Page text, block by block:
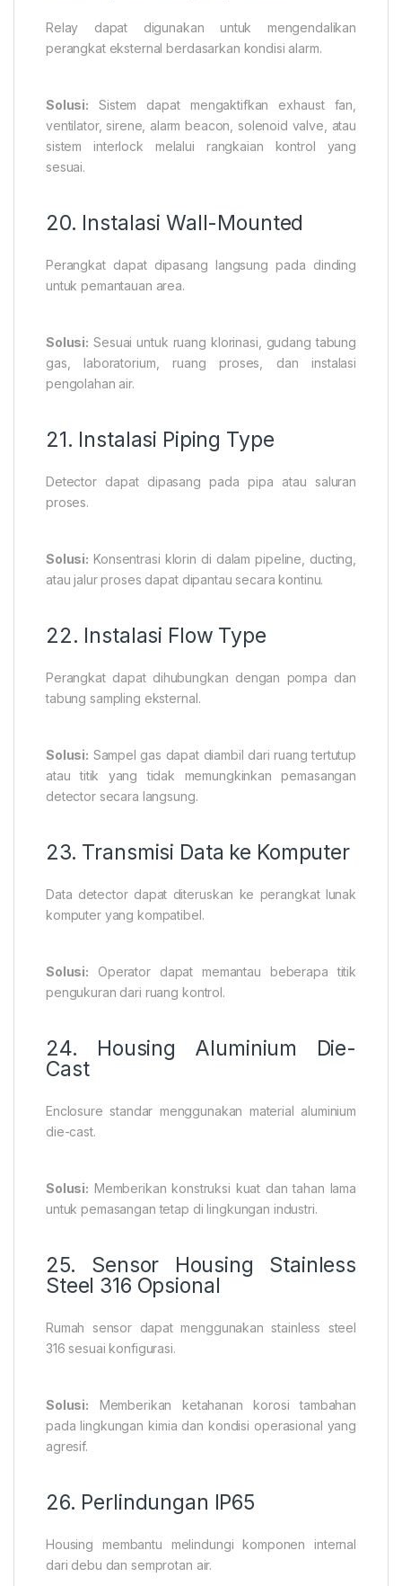
Relay dapat digunakan untuk mengendalikan
perangkat eksternal berdasarkan kondisi alarm.
Solusi: Sistem dapat mengaktifkan exhaust fan,
ventilator, sirene, alarm beacon, solenoid valve, atau
sistem interlock melalui rangkaian kontrol yang
sesuai.
20. Instalasi Wall-Mounted
Perangkat dapat dipasang langsung pada dinding
untuk pemantauan area.
Solusi: Sesuai untuk ruang klorinasi, gudang tabung
gas, laboratorium, ruang proses, dan instalasi
pengolahan air.
21. Instalasi Piping Type
Detector dapat dipasang pada pipa atau saluran
proses.
Solusi: Konsentrasi klorin di dalam pipeline, ducting,
atau jalur proses dapat dipantau secara kontinu.
22. Instalasi Flow Type
Perangkat dapat dihubungkan dengan pompa dan
tabung sampling eksternal.
Solusi: Sampel gas dapat diambil dari ruang tertutup
atau titik yang tidak memungkinkan pemasangan
detector secara langsung.
23. Transmisi Data ke Komputer
Data detector dapat diteruskan ke perangkat lunak
komputer yang kompatibel.
Solusi: Operator dapat memantau beberapa titik
pengukuran dari ruang kontrol.
24. Housing Aluminium Die-
Cast
Enclosure standar menggunakan material aluminium
die-cast.
Solusi: Memberikan konstruksi kuat dan tahan lama
untuk pemasangan tetap di lingkungan industri.
25. Sensor Housing Stainless
Steel 316 Opsional
Rumah sensor dapat menggunakan stainless steel
316 sesuai konfigurasi.
Solusi: Memberikan ketahanan korosi tambahan
pada lingkungan kimia dan kondisi operasional yang
agresif.
26. Perlindungan IP65
Housing membantu melindungi komponen internal
dari debu dan semprotan air.